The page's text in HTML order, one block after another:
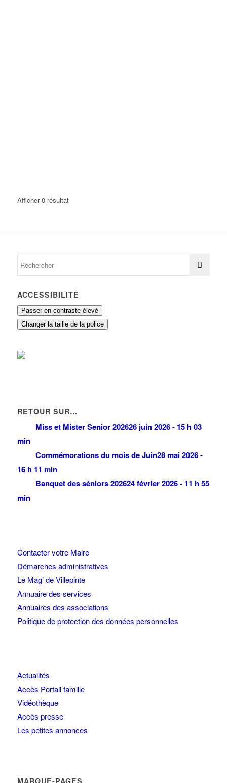
Afficher 0 résultat
ACCESSIBILITÉ
Passer en contraste élevé
Changer la taille de la police
RETOUR SUR…
Miss et Mister Senior 202626 juin 2026 - 15 h 03
min
Commémorations du mois de Juin28 mai 2026 -
16 h 11 min
Banquet des séniors 202624 février 2026 - 11 h 55
min
Contacter votre Maire
Démarches administratives
Le Mag’ de Villepinte
Annuaire des services
Annuaires des associations
Politique de protection des données personnelles
Actualités
Accès Portail famille
Vidéothèque
Accès presse
Les petites annonces